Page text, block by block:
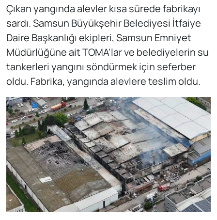
Çıkan yangında alevler kısa sürede fabrikayı
sardı. Samsun Büyükşehir Belediyesi İtfaiye
Daire Başkanlığı ekipleri, Samsun Emniyet
Müdürlüğüne ait TOMA'lar ve belediyelerin su
tankerleri yangını söndürmek için seferber
oldu. Fabrika, yangında alevlere teslim oldu.